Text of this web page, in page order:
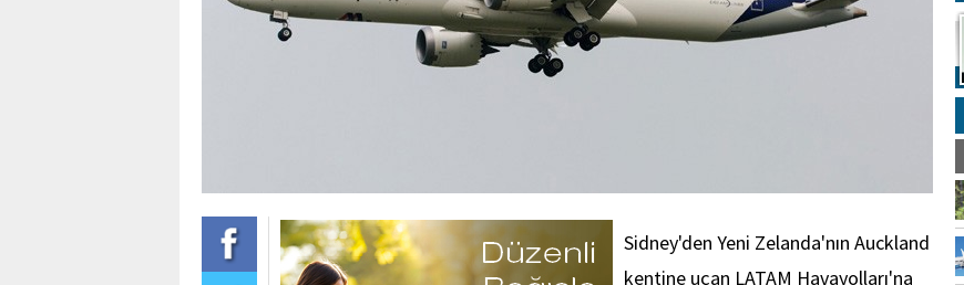
Sidney'den Yeni Zelanda'nın Auckland
kentine uçan LATAM Havayolları'na